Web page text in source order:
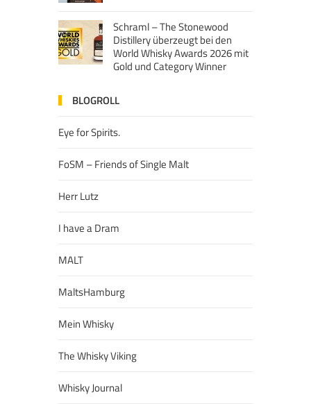
Schraml – The Stonewood
Distillery überzeugt bei den
World Whisky Awards 2026 mit
Gold und Category Winner
BLOGROLL
Eye for Spirits.
FoSM – Friends of Single Malt
Herr Lutz
I have a Dram
MALT
MaltsHamburg
Mein Whisky
The Whisky Viking
Whisky Journal